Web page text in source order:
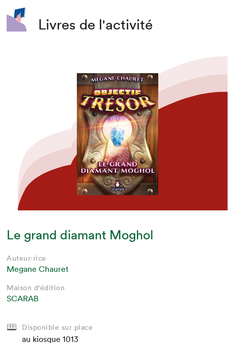
Livres de l'activité
Le grand diamant Moghol
Auteur·rice
Megane Chauret
Maison d'édition
SCARAB
Disponible sur place
au kiosque 1013